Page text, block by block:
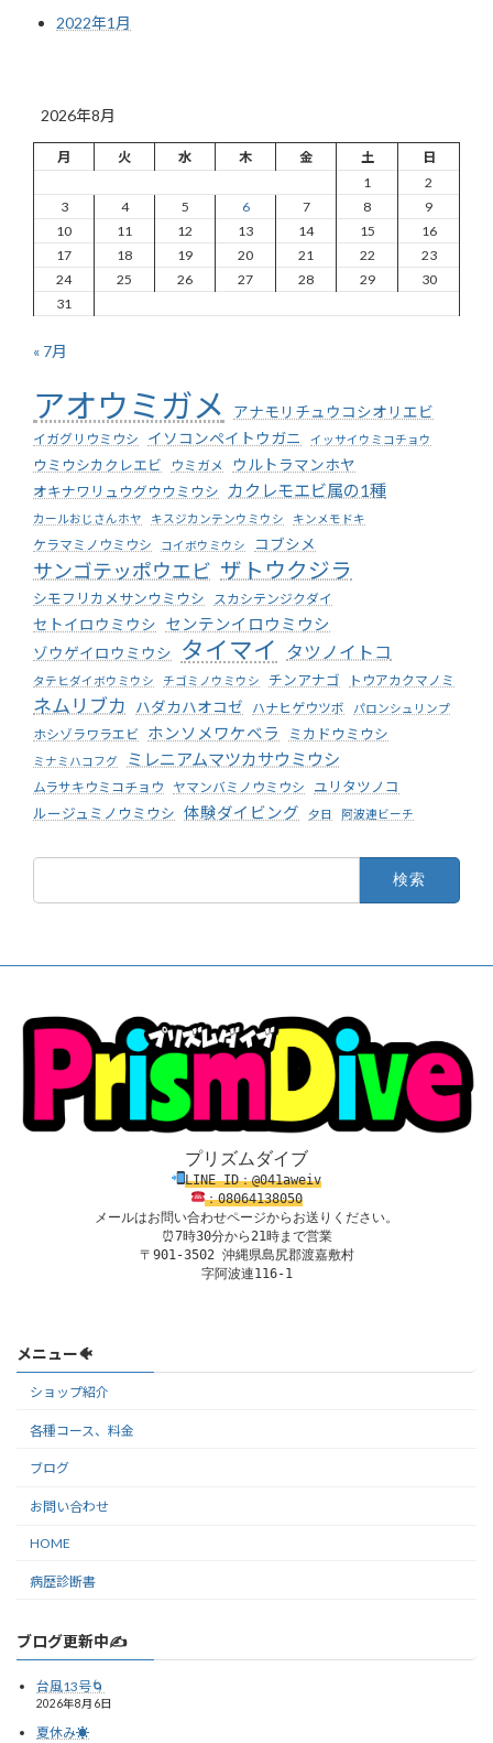
2022年1月
2026年8月
月 火 水 木 金 土
日
1
2
3
4 5 6 7 8
9
10
11 12 13 14 15
16
17
18 19 20 21 22
23
24
25 26 27 28 29
30
31
« 7月
アオウミガメ アナモリチュウコシオリエビ
イガグリウミウシ イソコンペイトウガニ イッサイウミコチョウ
ウミウシカクレエビ ウミガメ
ウルトラマンホヤ
オキナワリュウグウウミウシ
カクレモエビ属の1種
カールおじさんホヤ キスジカンテンウミウシ キンメモドキ
ケラマミノウミウシ コイボウミウシ コブシメ
サンゴテッポウエビ ザトウクジラ
シモフリカメサンウミウシ スカシテンジクダイ
セトイロウミウシ センテンイロウミウシ
ゾウゲイロウミウシ タイマイ タツノイトコ
タテヒダイボウミウシ チゴミノウミウシ チンアナゴ トウアカクマノミ
ネムリブカ ハダカハオコゼ ハナヒゲウツボ パロンシュリンプ
ホシゾラワラエビ ホンソメワケベラ ミカドウミウシ
ミナミハコフグ ミレニアムマツカサウミウシ
ムラサキウミコチョウ ヤマンバミノウミウシ
ユリタツノコ
ルージュミノウミウシ 体験ダイビング 夕日 阿波連ビーチ
プリズムダイブ
LINE ID：@041aweiv
：08064138050
メールはお問い合わせページからお送りください。
⏰7時30分から21時まで営業
〒901-3502 沖縄県島尻郡渡嘉敷村
字阿波連116-1
メニュー🐠
ショップ紹介
各種コース、料金
ブログ
お問い合わせ
HOME
病歴診断書
ブログ更新中✍️
台風13号🌀
2026年8月6日
夏休み☀️